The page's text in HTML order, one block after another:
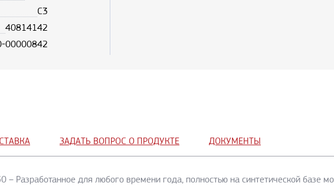
C3
40814142
00000842
ЗАДАТЬ ВОПРОС О ПРОДУКТЕ ДОКУМЕНТЫ
– Разработанное для любого времени года, полностью на синтетической базе